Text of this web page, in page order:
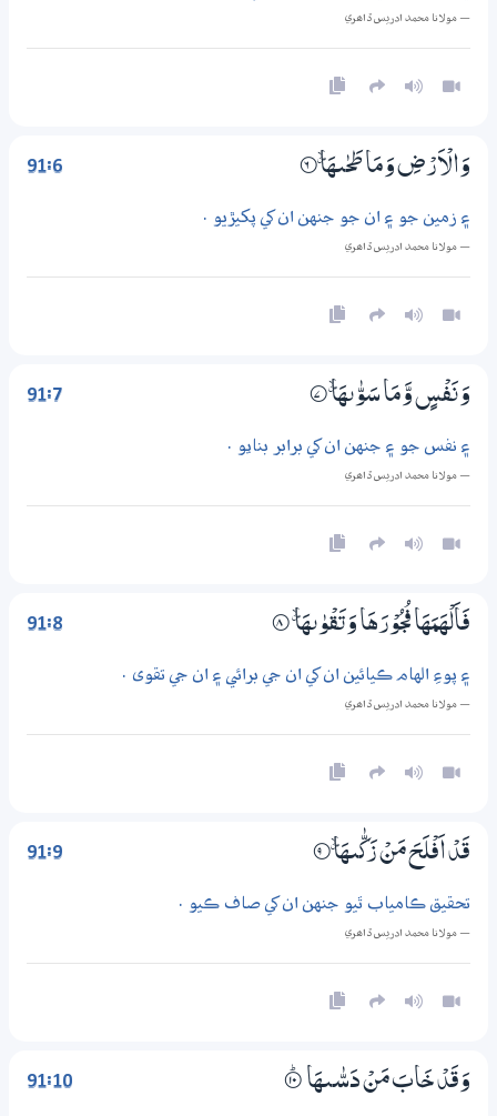
— مولانا محمد ادريس ڏاھري
91:6 وَالْاَرْضِ وَمَا طَحٰىهَا ۽ 6‏۝
۽ زمين جو ۽ ان جو جنهن ان کي پکيڙيو .
— مولانا محمد ادريس ڏاھري
91:7 وَنَفْسٍ وَّمَا سَوّٰىهَا ۽ 7‏۝
۽ نفس جو ۽ جنهن ان کي برابر بنايو .
— مولانا محمد ادريس ڏاھري
91:8 فَاَلْهَمَهَا فُجُوْرَهَا وَتَقْوٰىهَا ۽ 8‏۝
۽ پوءِ الهام ڪيائين ان کي ان جي برائي ۽ ان جي تقوى .
— مولانا محمد ادريس ڏاھري
91:9 قَدْ اَفْلَحَ مَنْ زَكّٰىهَا ۽ 9‏۝
تحقيق ڪامياب ٿيو جنهن ان کي صاف ڪيو .
— مولانا محمد ادريس ڏاھري
91:10 وَقَدْ خَابَ مَنْ دَسّٰـىهَا ۝ۭ10